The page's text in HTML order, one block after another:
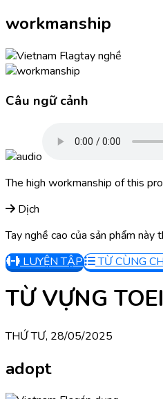
workmanship
tay nghề
Câu ngữ cảnh
The high workmanship of this
Dịch
Tay nghề cao của sản phẩm này
LUYỆN TẬP
TỪ CÙNG
TỪ VỰNG
THỨ TƯ, 28/05/2025
adopt